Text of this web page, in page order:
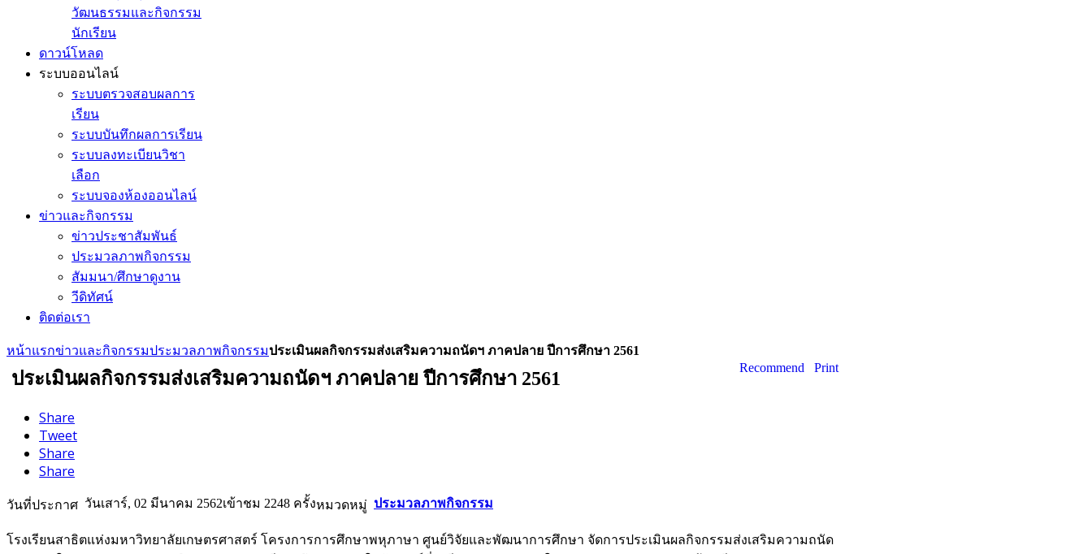
วัฒนธรรมและกิจกรรม
นักเรียน
ดาวน์โหลด
ระบบออนไลน์
ระบบตรวจสอบผลการ
เรียน
ระบบบันทึกผลการเรียน
ระบบลงทะเบียนวิชา
เลือก
ระบบจองห้องออนไลน์
ข่าวและกิจกรรม
ข่าวประชาสัมพันธ์
ประมวลภาพกิจกรรม
สัมมนา/ศึกษาดูงาน
วีดิทัศน์
ติดต่อเรา
หน้าแรกข่าวและกิจกรรมประมวลภาพกิจกรรมประเมินผลกิจกรรมส่งเสริมความถนัดฯ ภาคปลาย ปีการศึกษา 2561
Recommend
Print
ประเมินผลกิจกรรมส่งเสริมความถนัดฯ ภาคปลาย ปีการศึกษา 2561
Share
Tweet
Share
Share
วันที่ประกาศ วันเสาร์, 02 มีนาคม 2562เข้าชม 2248 ครั้งหมวดหมู่ ประมวลภาพกิจกรรม
โรงเรียนสาธิตแห่งมหาวิทยาลัยเกษตรศาสตร์ โครงการการศึกษาพหุภาษา ศูนย์วิจัยและพัฒนาการศึกษา จัดการประเมินผลกิจกรรมส่งเสริมความถนัด